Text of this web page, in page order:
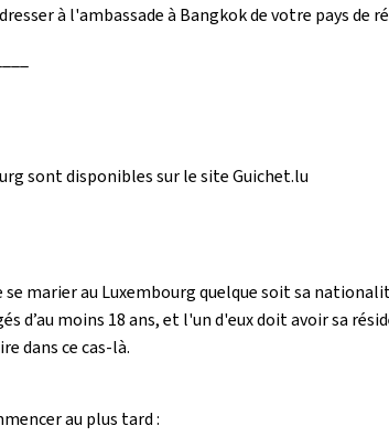
à l'ambassade à Bangkok de votre pays de
sont disponibles sur le site Guichet.lu
marier au Luxembourg quelque soit sa
d’au moins 18 ans, et l'un d'eux doit avoir sa
dans ce cas-là.
au plus tard :